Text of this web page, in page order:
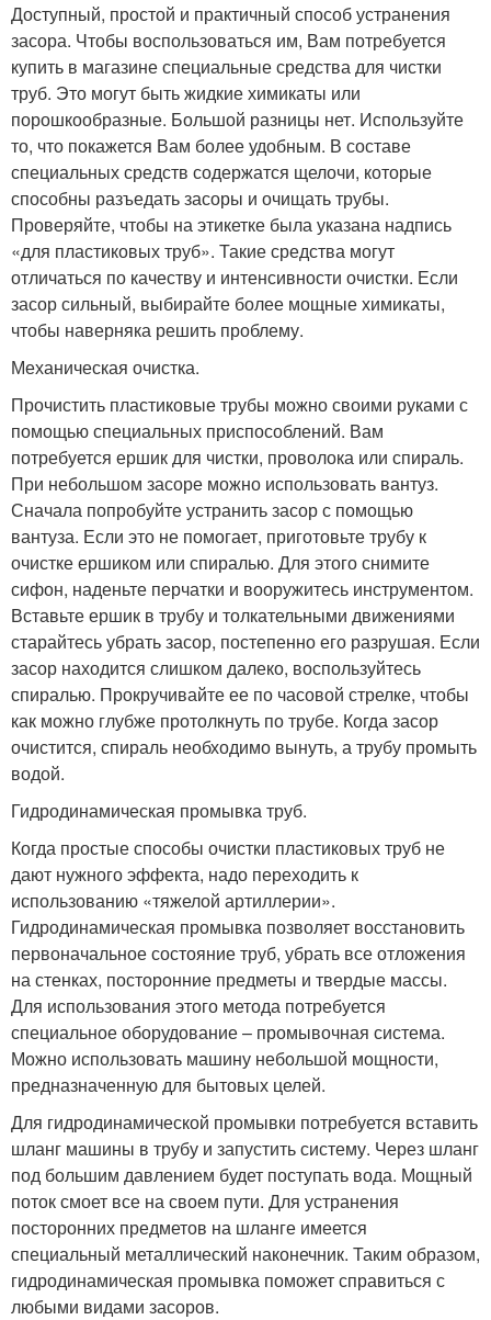
Доступный, простой и практичный способ устранения
засора. Чтобы воспользоваться им, Вам потребуется
купить в магазине специальные средства для чистки
труб. Это могут быть жидкие химикаты или
порошкообразные. Большой разницы нет. Используйте
то, что покажется Вам более удобным. В составе
специальных средств содержатся щелочи, которые
способны разъедать засоры и очищать трубы.
Проверяйте, чтобы на этикетке была указана надпись
«для пластиковых труб». Такие средства могут
отличаться по качеству и интенсивности очистки. Если
засор сильный, выбирайте более мощные химикаты,
чтобы наверняка решить проблему.
Механическая очистка.
Прочистить пластиковые трубы можно своими руками с
помощью специальных приспособлений. Вам
потребуется ершик для чистки, проволока или спираль.
При небольшом засоре можно использовать вантуз.
Сначала попробуйте устранить засор с помощью
вантуза. Если это не помогает, приготовьте трубу к
очистке ершиком или спиралью. Для этого снимите
сифон, наденьте перчатки и вооружитесь инструментом.
Вставьте ершик в трубу и толкательными движениями
старайтесь убрать засор, постепенно его разрушая. Если
засор находится слишком далеко, воспользуйтесь
спиралью. Прокручивайте ее по часовой стрелке, чтобы
как можно глубже протолкнуть по трубе. Когда засор
очистится, спираль необходимо вынуть, а трубу промыть
водой.
Гидродинамическая промывка труб.
Когда простые способы очистки пластиковых труб не
дают нужного эффекта, надо переходить к
использованию «тяжелой артиллерии».
Гидродинамическая промывка позволяет восстановить
первоначальное состояние труб, убрать все отложения
на стенках, посторонние предметы и твердые массы.
Для использования этого метода потребуется
специальное оборудование – промывочная система.
Можно использовать машину небольшой мощности,
предназначенную для бытовых целей.
Для гидродинамической промывки потребуется вставить
шланг машины в трубу и запустить систему. Через шланг
под большим давлением будет поступать вода. Мощный
поток смоет все на своем пути. Для устранения
посторонних предметов на шланге имеется
специальный металлический наконечник. Таким образом,
гидродинамическая промывка поможет справиться с
любыми видами засоров.